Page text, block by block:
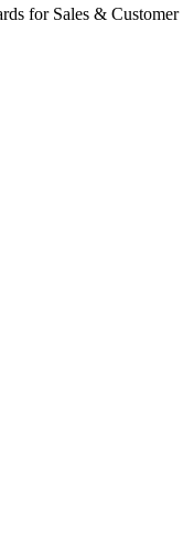
for Sales & Customer